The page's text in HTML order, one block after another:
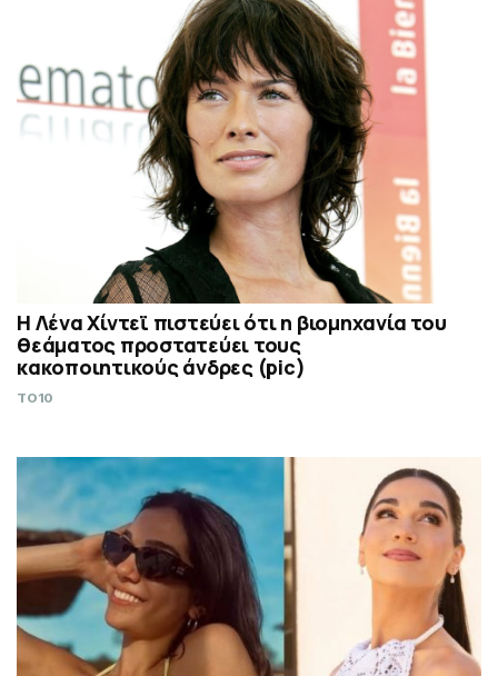
Η Λένα Χίντεϊ πιστεύει ότι η βιομηχανία του
θεάματος προστατεύει τους
κακοποιητικούς άνδρες (pic)
TO10